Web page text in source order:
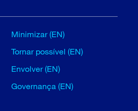
Minimizar (EN)
Tornar possível (EN)
Envolver (EN)
Governança (EN)